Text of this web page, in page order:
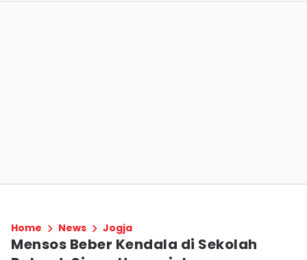
Home News Jogja
Mensos Beber Kendala di Sekolah